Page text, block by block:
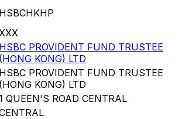
HSBCHKHP
XXX
HSBC PROVIDENT FUND TRUSTEE
(HONG KONG) LTD
HSBC PROVIDENT FUND TRUSTEE
(HONG KONG) LTD
QUEEN'S ROAD CENTRAL